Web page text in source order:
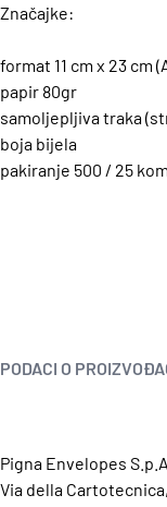
Značajke:
format 11 cm x 23 cm
papir 80gr
samoljepljiva traka
boja bijela
pakiranje 500 / 25
PODACI O
Pigna Envelopes S.p.A.
Via della